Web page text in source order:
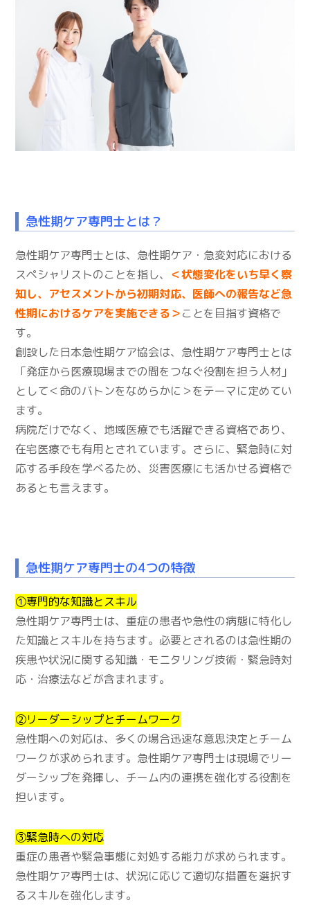
急性期ケア専門士とは？
急性期ケア専門士とは、急性期ケア・急変対応における
スペシャリストのことを指し、 ＜状態変化をいち早く察
知し、アセスメントから初期対応、医師への報告など急
性期におけるケアを実施できる＞ことを目指す資格で
す。
創設した日本急性期ケア協会は、急性期ケア専門士とは
「発症から医療現場までの間をつなぐ役割を担う人材」
として＜命のバトンをなめらかに＞をテーマに定めてい
ます。
病院だけでなく、地域医療でも活躍できる資格であり、
在宅医療でも有用とされています。さらに、緊急時に対
応する手段を学べるため、災害医療にも活かせる資格で
あるとも言えます。
急性期ケア専門士の4つの特徴
①専門的な知識とスキル
急性期ケア専門士は、重症の患者や急性の病態に特化し
た知識とスキルを持ちます。必要とされるのは急性期の
疾患や状況に関する知識・モニタリング技術・緊急時対
応・治療法などが含まれます。
②リーダーシップとチームワーク
急性期への対応は、多くの場合迅速な意思決定とチーム
ワークが求められます。急性期ケア専門士は現場でリー
ダーシップを発揮し、チーム内の連携を強化する役割を
担います。
③緊急時への対応
重症の患者や緊急事態に対処する能力が求められます。
急性期ケア専門士は、状況に応じて適切な措置を選択す
るスキルを強化します。